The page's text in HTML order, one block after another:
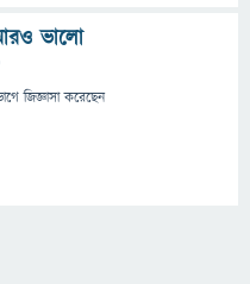
ভালো
জিজ্ঞাসাকরেছেন